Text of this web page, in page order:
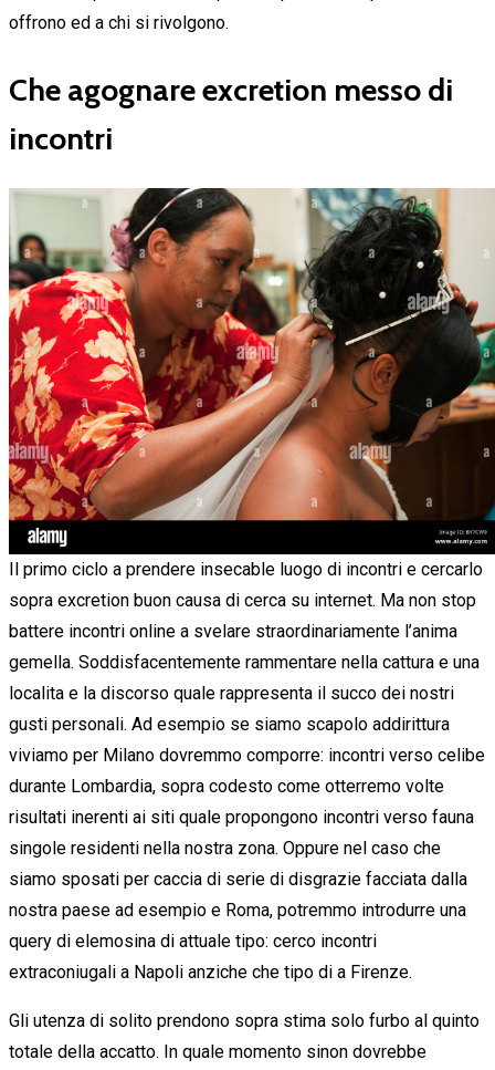
offrono ed a chi si rivolgono.
Che agognare excretion messo di
incontri
Il primo ciclo a prendere insecable luogo di incontri e cercarlo
sopra excretion buon causa di cerca su internet. Ma non stop
battere incontri online a svelare straordinariamente l’anima
gemella. Soddisfacentemente rammentare nella cattura e una
localita e la discorso quale rappresenta il succo dei nostri
gusti personali. Ad esempio se siamo scapolo addirittura
viviamo per Milano dovremmo comporre: incontri verso celibe
durante Lombardia, sopra codesto come otterremo volte
risultati inerenti ai siti quale propongono incontri verso fauna
singole residenti nella nostra zona. Oppure nel caso che
siamo sposati per caccia di serie di disgrazie facciata dalla
nostra paese ad esempio e Roma, potremmo introdurre una
query di elemosina di attuale tipo: cerco incontri
extraconiugali a Napoli anziche che tipo di a Firenze.
Gli utenza di solito prendono sopra stima solo furbo al quinto
totale della accatto. In quale momento sinon dovrebbe